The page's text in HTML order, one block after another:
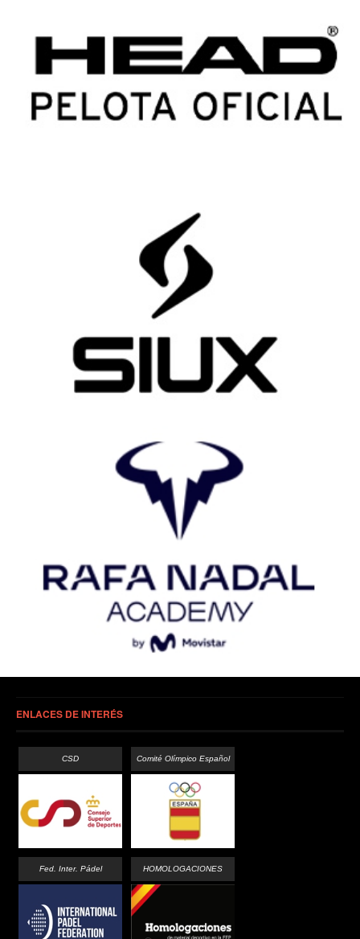
ENLACES DE INTERÉS
CSD Comité Olímpico Español
Fed. Inter. Pádel HOMOLOGACIONES